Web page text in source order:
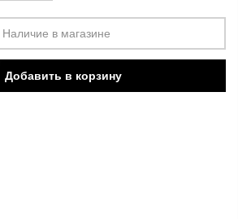
Наличие в магазине
Добавить в корзину